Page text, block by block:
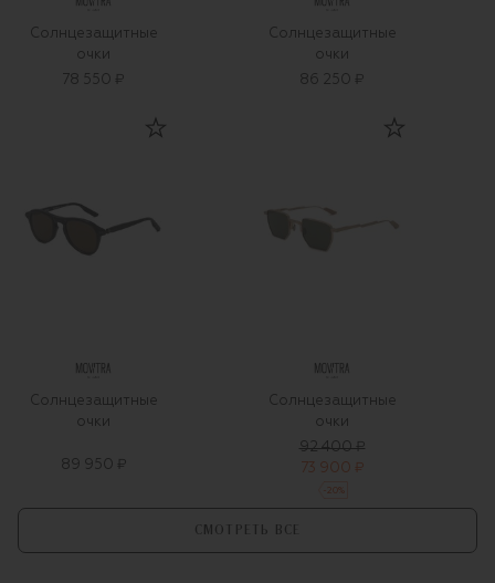
Солнцезащитные
очки
78 550 ₽
Солнцезащитные
очки
86 250 ₽
Солнцезащитные
очки
89 950 ₽
Солнцезащитные
очки
92 400 ₽
73 900 ₽
20 %
СМОТРЕТЬ ВСЕ